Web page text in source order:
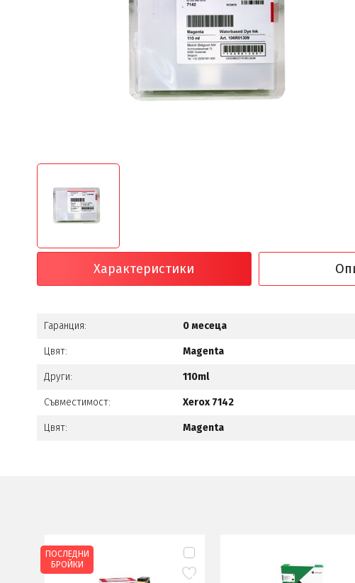
Характеристики
Гаранция: 0 месеца
Цвят: Magenta
Други: 110ml
Съвместимост: Xerox 7142
Цвят: Magenta
ПОСЛЕДНИ
БРОЙКИ